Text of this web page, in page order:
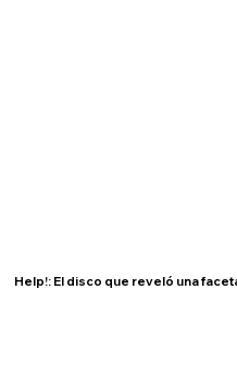
Help!: El disco que reveló una